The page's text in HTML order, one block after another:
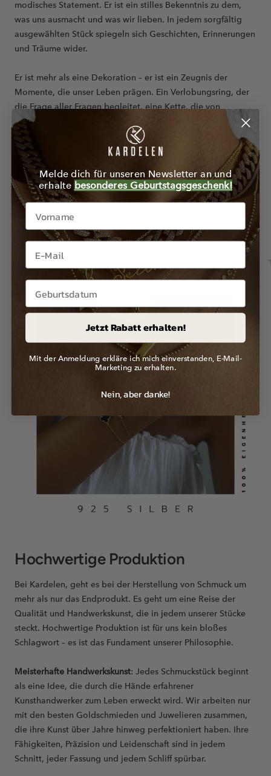
modisches Statement. Er ist ein stilles Bekenntnis zu dem,
was uns ausmacht und was wir lieben. In jedem sorgfältig
ausgewählten Stück spiegeln sich Geschichten, Erinnerungen
und Träume wider.
Er ist mehr als eine Dekoration – er ist ein Zeugnis der
Momente, die unser Leben prägen. Ein Verlobungsring, der
die Frage aller Fragen begleitet, eine Kette, die von
Generation zu Generation weitergegeben wird, oder ein
Armband, das an einen unvergesslichen Urlaub erinnert.
Jedes Stück trägt in sich die Essenz der Zeit, die es durchlebt
hat.
Schmuck ist mehr als ein materieller Gegenstand– er ist ein
Gefährte durch verschiedene Lebensphasen. Er begleitet uns
durch Höhen und Tiefen, erinnert uns an unsere Stärken und
inspiriert uns, unseren Weg mit Zuversicht zu gehen.
Hochwertige Produktion
Bei Kardelen, geht es bei der Herstellung von Schmuck um
mehr als nur das Endprodukt. Es geht um eine Reise der
Qualität und Handwerkskunst, die in jedem unserer Stücke
steckt. Hochwertige Produktion ist für uns kein bloßes
Schlagwort – es ist das Fundament unserer Philosophie.
Meisterhafte Handwerkskunst: Jedes Schmuckstück beginnt
als eine Idee, die durch die Hände erfahrener
Kunsthandwerker zum Leben erweckt wird. Wir arbeiten nur
mit den besten Goldschmieden und Juwelieren zusammen,
die ihre Kunst über Jahre hinweg perfektioniert haben. Ihre
Fähigkeiten, Präzision und Leidenschaft sind in jedem
Schnitt, jeder Fassung und jedem Schliff spürbar.
Melde dich für unseren Newsletter an und
erhalte besonderes Geburtstagsgeschenk!
Jetzt Rabatt erhalten!
Mit der Anmeldung erkläre ich mich einverstanden, E-Mail-
Marketing zu erhalten.
Nein, aber danke!